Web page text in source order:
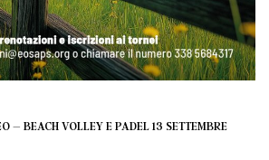
– BEACH VOLLEY E PADEL 13 SETTEMBRE